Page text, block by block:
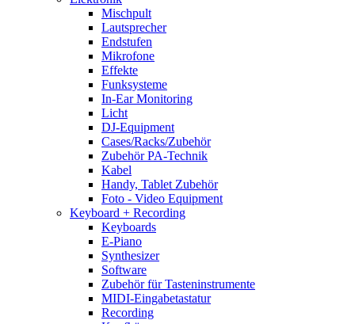
Mischpult
Lautsprecher
Endstufen
Mikrofone
Effekte
Funksysteme
In-Ear Monitoring
Licht
DJ-Equipment
Cases/Racks/Zubehör
Zubehör PA-Technik
Kabel
Handy, Tablet Zubehör
Foto - Video Equipment
Keyboard + Recording
Keyboards
E-Piano
Synthesizer
Software
Zubehör für Tasteninstrumente
MIDI-Eingabetastatur
Recording